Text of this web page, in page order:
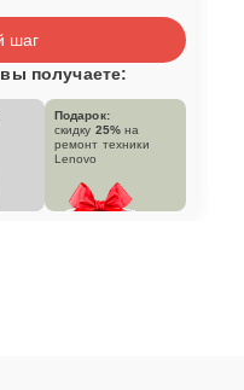
шаг
получаете:
Подарок:
скидку 25% на
ремонт техники
Lenovo